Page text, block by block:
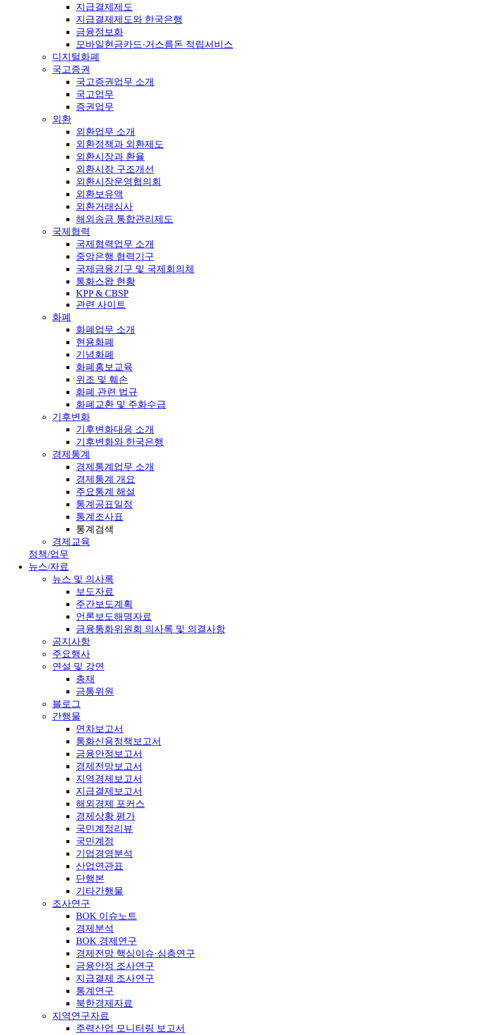
지급결제제도
지급결제제도와 한국은행
금융정보화
모바일현금카드·거스름돈 적립서비스
디지털화폐
국고증권
국고증권업무 소개
국고업무
증권업무
외환
외환업무 소개
외환정책과 외환제도
외환시장과 환율
외환시장 구조개선
외환시장운영협의회
외환보유액
외환거래심사
해외송금 통합관리제도
국제협력
국제협력업무 소개
중앙은행 협력기구
국제금융기구 및 국제회의체
통화스왑 현황
KPP & CBSP
관련 사이트
화폐
화폐업무 소개
현용화폐
기념화폐
화폐홍보교육
위조 및 훼손
화폐 관련 법규
화폐교환 및 주화수급
기후변화
기후변화대응 소개
기후변화와 한국은행
경제통계
경제통계업무 소개
경제통계 개요
주요통계 해설
통계공표일정
통계조사표
통계검색
경제교육
정책/업무
뉴스/자료
뉴스 및 의사록
보도자료
주간보도계획
언론보도해명자료
금융통화위원회 의사록 및 의결사항
공지사항
주요행사
연설 및 강연
총재
금통위원
블로그
간행물
연차보고서
통화신용정책보고서
금융안정보고서
경제전망보고서
지역경제보고서
지급결제보고서
해외경제 포커스
경제상황 평가
국민계정리뷰
국민계정
기업경영분석
산업연관표
단행본
기타간행물
조사연구
BOK 이슈노트
경제분석
BOK 경제연구
경제전망 핵심이슈·심층연구
금융안정 조사연구
지급결제 조사연구
통계연구
북한경제자료
지역연구자료
주력산업 모니터링 보고서